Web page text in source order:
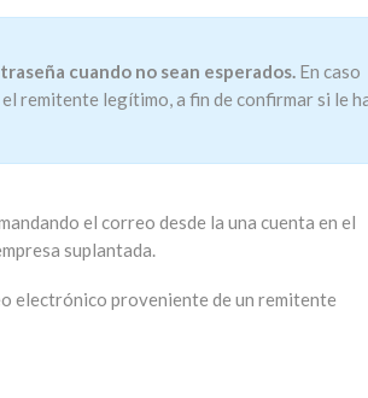
cuando no sean esperados. En caso
remitente legítimo, a fin de confirmar si le
el correo desde la una cuenta en el
suplantada.
electrónico proveniente de un remitente